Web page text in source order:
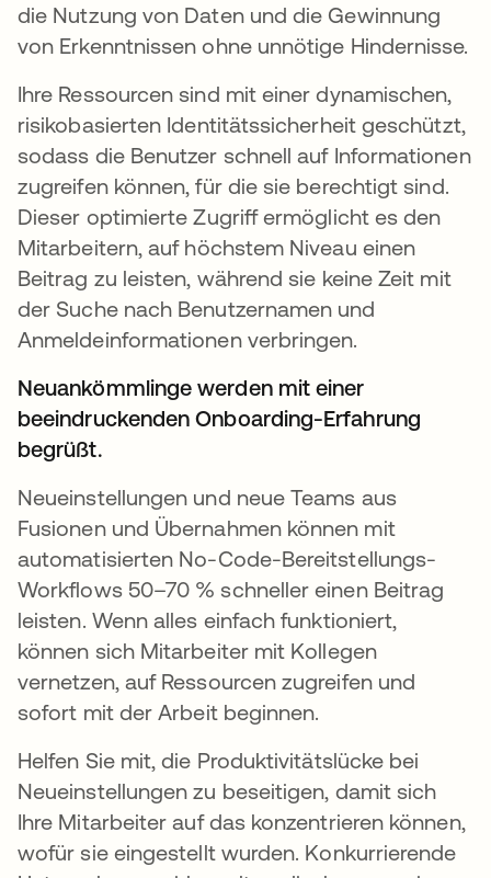
die Nutzung von Daten und die Gewinnung
von Erkenntnissen ohne unnötige Hindernisse.
Ihre Ressourcen sind mit einer dynamischen,
risikobasierten Identitätssicherheit geschützt,
sodass die Benutzer schnell auf Informationen
zugreifen können, für die sie berechtigt sind.
Dieser optimierte Zugriff ermöglicht es den
Mitarbeitern, auf höchstem Niveau einen
Beitrag zu leisten, während sie keine Zeit mit
der Suche nach Benutzernamen und
Anmeldeinformationen verbringen.
Neuankömmlinge werden mit einer
beeindruckenden Onboarding-Erfahrung
begrüßt.
Neueinstellungen und neue Teams aus
Fusionen und Übernahmen können mit
automatisierten No-Code-Bereitstellungs-
Workflows 50–70 % schneller einen Beitrag
leisten. Wenn alles einfach funktioniert,
können sich Mitarbeiter mit Kollegen
vernetzen, auf Ressourcen zugreifen und
sofort mit der Arbeit beginnen.
Helfen Sie mit, die Produktivitätslücke bei
Neueinstellungen zu beseitigen, damit sich
Ihre Mitarbeiter auf das konzentrieren können,
wofür sie eingestellt wurden. Konkurrierende